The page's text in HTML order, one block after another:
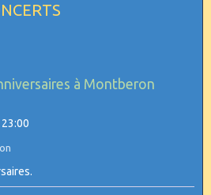
à Montberon
23:00